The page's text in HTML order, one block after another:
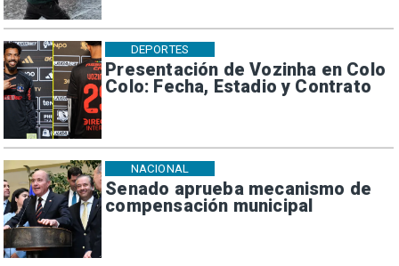
Presentación de Vozinha en Colo
Colo: Fecha, Estadio y Contrato
DEPORTES
Senado aprueba mecanismo de
compensación municipal
NACIONAL